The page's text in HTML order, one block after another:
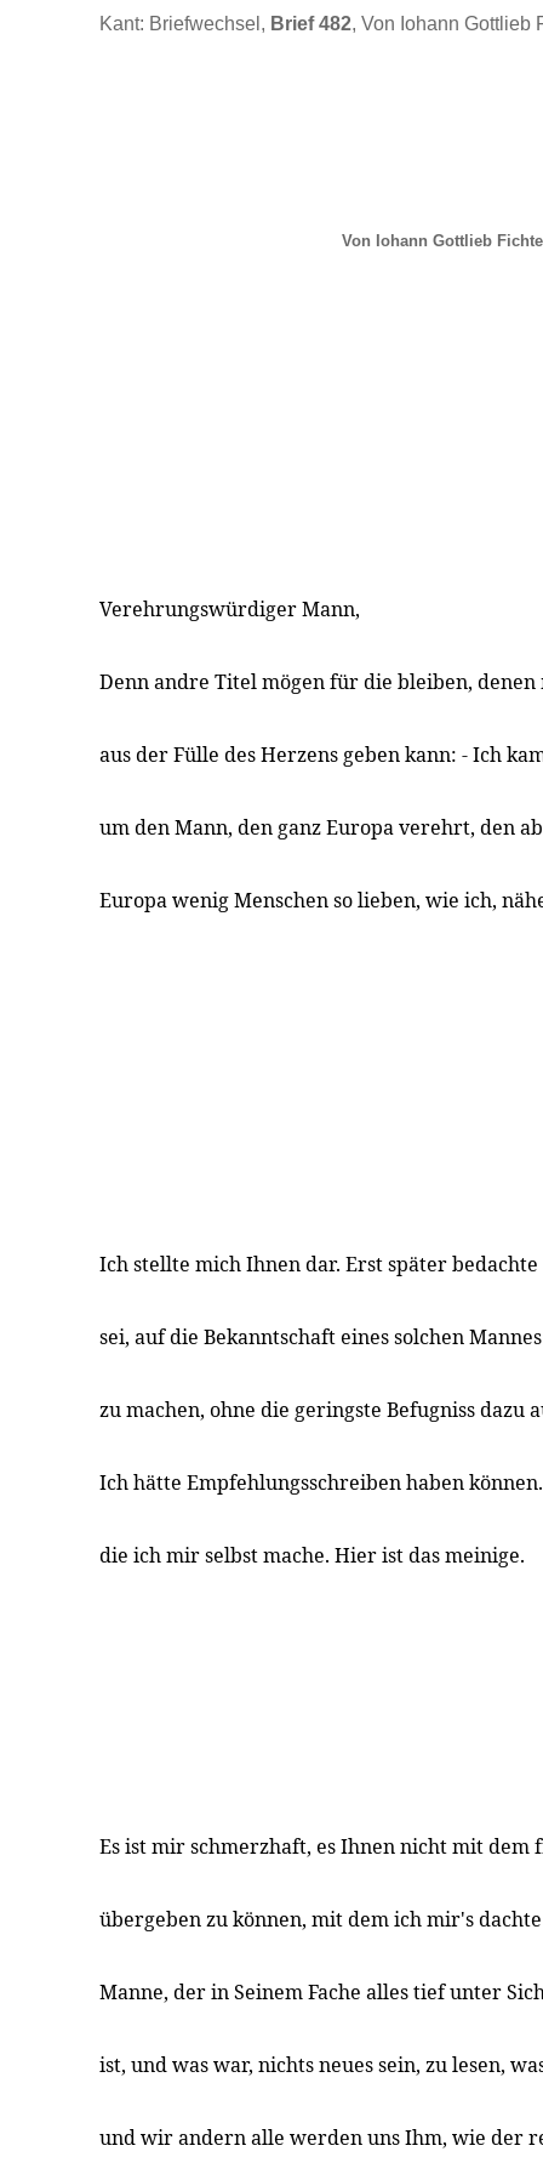
Kant: Briefwechsel, Brief 482, Von Iohann Gottlieb
Von Iohann Gottlieb
Verehrungswürdiger Mann,
Denn andre Titel mögen für die bleiben, denen
aus der Fülle des Herzens geben kann: - Ich
um den Mann, den ganz Europa verehrt, den
Europa wenig Menschen so lieben, wie ich,
Ich stellte mich Ihnen dar. Erst später bedachte
sei, auf die Bekanntschaft eines solchen
zu machen, ohne die geringste Befugniss dazu
Ich hätte Empfehlungsschreiben haben
die ich mir selbst mache. Hier ist das meinige.
Es ist mir schmerzhaft, es Ihnen nicht mit dem
übergeben zu können, mit dem ich mir's
Manne, der in Seinem Fache alles tief unter
ist, und was war, nichts neues sein, zu lesen,
und wir andern alle werden uns Ihm, wie der